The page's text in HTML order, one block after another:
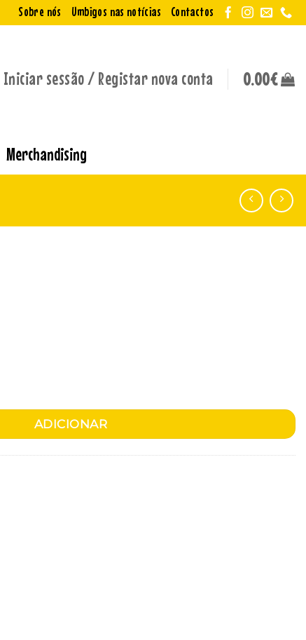
Sobre nós Umbigos nas notícias Contactos
Iniciar sessão / Registar nova conta 0.00€
Merchandising
ADICIONAR